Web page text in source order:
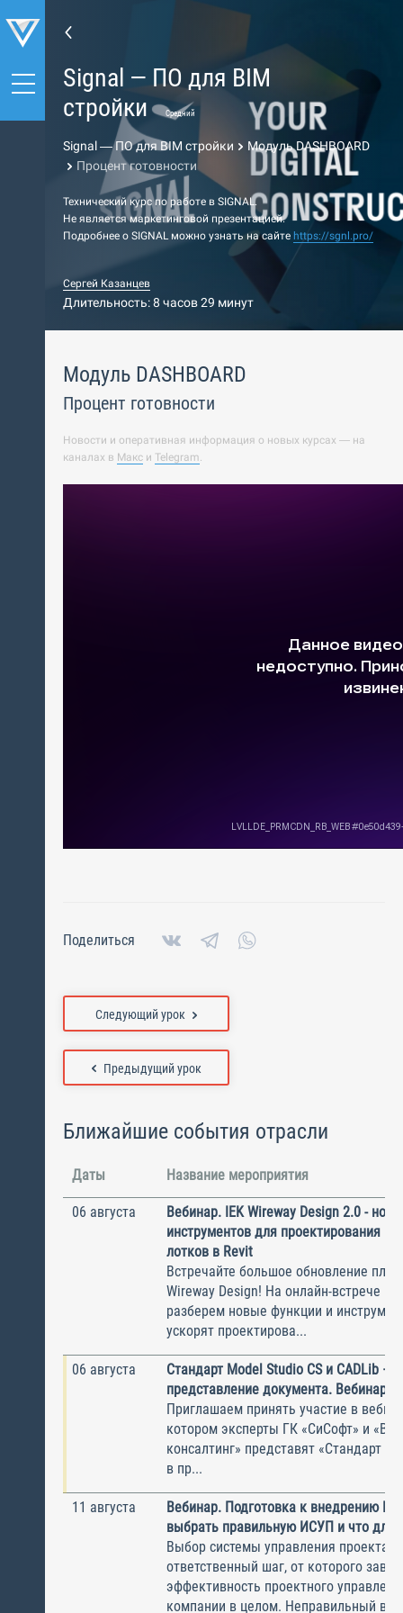
Signal — ПО для BIM
стройки
Средний
Signal — ПО для BIM стройки
Модуль DASHBOARD
Процент готовности
Технический курс по работе в SIGNAL.
Не является маркетинговой презентацией.
Подробнее о SIGNAL можно узнать на сайте https://sgnl.pro/
Сергей Казанцев
Длительность: 8 часов 29 минут
Модуль DASHBOARD
Процент готовности
Новости и оперативная информация о новых курсах — на
каналах в Макс и Telegram.
Поделиться
Предыдущий урок
Следующий урок
Ближайшие события отрасли
Даты Название мероприятия
06 августа
Вебинар. IEK Wireway Design 2.0 -
инструментов для проектирования
лотков в Revit
Встречайте большое обновление
Wireway Design! На онлайн-встрече
разберем новые функции и
ускорят проектирова...
06 августа
Стандарт Model Studio CS и CADLib —
представление документа. Вебинар
Приглашаем принять участие в
котором эксперты ГК «СиСофт» и
консалтинг» представят «Стандарт
в пр...
11 августа
Вебинар. Подготовка к внедрению
выбрать правильную ИСУП и что для
Выбор системы управления
ответственный шаг, от которого
эффективность проектного
компании в целом. Неправильный